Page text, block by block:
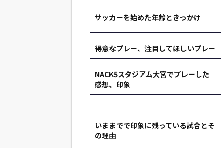
サッカーを始めた年齢ときっかけ
得意なプレー、注目してほしいプレー
NACK5スタジアム大宮でプレーした
感想、印象
いままでで印象に残っている試合とそ
の理由